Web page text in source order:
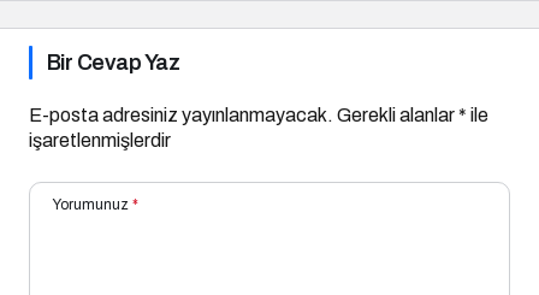
Bir Cevap Yaz
E-posta adresiniz yayınlanmayacak. Gerekli alanlar* ile
işaretlenmişlerdir
Yorumunuz *